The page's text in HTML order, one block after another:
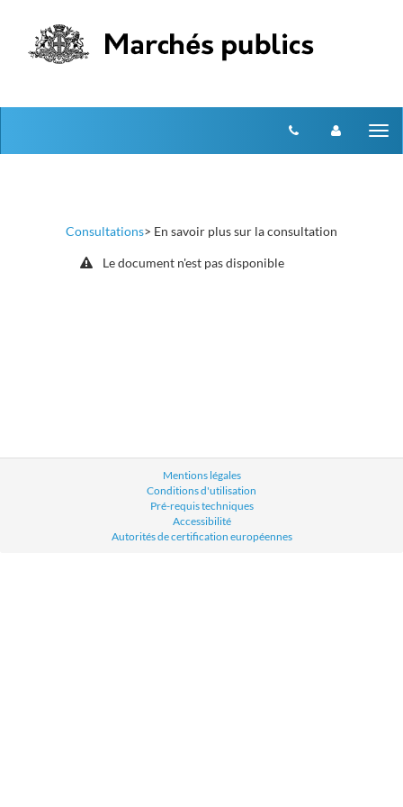
Consultations> En savoir plus sur la consultation
Le document n'est pas disponible
Mentions légales
Conditions d'utilisation
Pré-requis techniques
Accessibilité
Autorités de certification européennes